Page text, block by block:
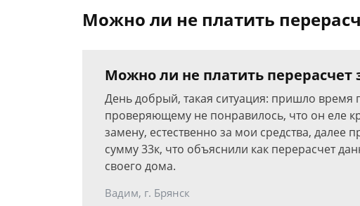
Можно ли не платить
Можно ли не платить перерасчет
День добрый, такая ситуация: пришло время
проверяющему не понравилось, что он еле
замену, естественно за мои средства, далее
сумму 33к, что объяснили как перерасчет
своего дома.
Вадим, г. Брянск